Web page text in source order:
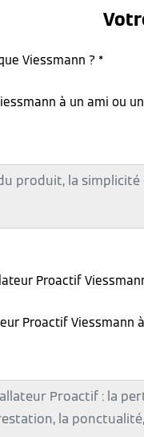
Viessmann ? *
à un ami ou
Proactif
Proactif Viessmann